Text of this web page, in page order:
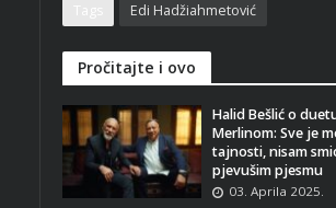
Edi Hadžiahmetović
Pročitajte i ovo
Halid Bešlić o
Merlinom: Sve je
tajnosti, nisam
pjevušim pjesmu
03. Aprila 2025.